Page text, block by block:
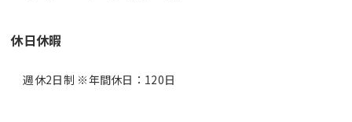
休日休暇
週休2日制 ※年間休日：120日